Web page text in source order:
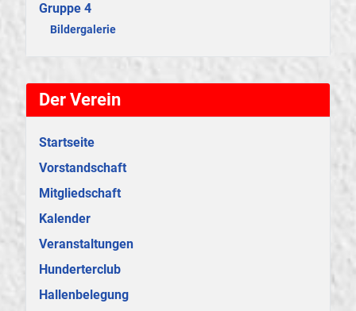
Der Verein
Startseite
Vorstandschaft
Mitgliedschaft
Kalender
Veranstaltungen
Hunderterclub
Hallenbelegung
Gruppe 4
Bildergalerie